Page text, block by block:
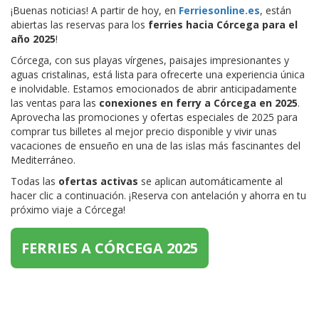
¡Buenas noticias! A partir de hoy, en Ferriesonline.es, están
abiertas las reservas para los ferries hacia Córcega para el
año 2025!
Córcega, con sus playas vírgenes, paisajes impresionantes y
aguas cristalinas, está lista para ofrecerte una experiencia única
e inolvidable. Estamos emocionados de abrir anticipadamente
las ventas para las conexiones en ferry a Córcega en 2025.
Aprovecha las promociones y ofertas especiales de 2025 para
comprar tus billetes al mejor precio disponible y vivir unas
vacaciones de ensueño en una de las islas más fascinantes del
Mediterráneo.
Todas las ofertas activas se aplican automáticamente al
hacer clic a continuación. ¡Reserva con antelación y ahorra en tu
próximo viaje a Córcega!
FERRIES A CÓRCEGA 2025